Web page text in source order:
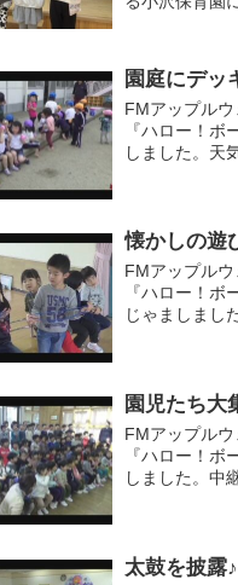
園庭にデッ
FMアップル
『ハロー！
しました。天
懐かしの遊
FMアップル
『ハロー！
じゃましまし
園児たち大
FMアップル
『ハロー！
しました。中
太鼓を披露